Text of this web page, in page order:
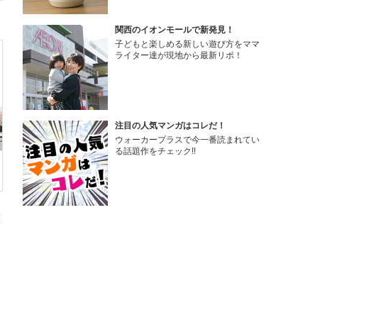
関西のイオンモールで新発見！
子どもと楽しめる新しい遊び方をママ
ライター達が現地から最新リポ！
注目の人気マンガはコレだ！
ウォーカープラスで今一番読まれてい
る話題作をチェック!!